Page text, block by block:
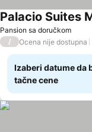
Pansion sa doručkom
Palacio Suites
/ Ocena nije dostupna
Izaberi datume da
tačne cene